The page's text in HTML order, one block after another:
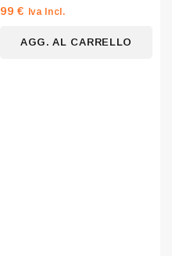
0
su
99€ Iva Incl.
AGG. AL CARRELLO